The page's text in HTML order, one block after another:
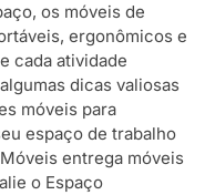
os móveis de
ergonômicos e
cada atividade
dicas valiosas
móveis para
espaço de trabalho
entrega móveis
o Espaço